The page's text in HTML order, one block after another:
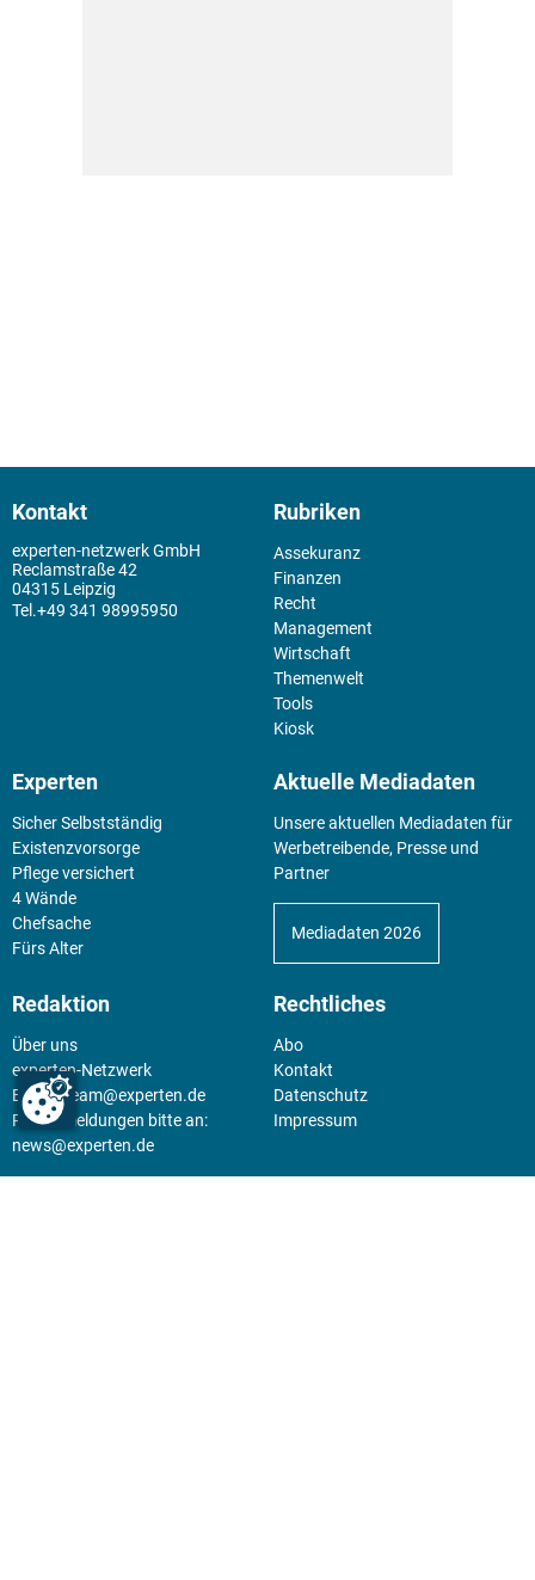
Kontakt
experten-netzwerk GmbH
Reclamstraße 42
04315 Leipzig
+49 341 98995950
Rubriken
Assekuranz
Finanzen
Recht
Management
Wirtschaft
Themenwelt
Tools
Kiosk
Experten
Sicher Selbstständig
Existenz­vorsorge
Pflege versichert
4 Wände
Chefsache
Fürs Alter
Aktuelle Mediadaten
Unsere aktuellen Mediadaten für
Werbetreibende, Presse und
Partner
Mediadaten 2026
Redaktion
Über uns
experten-Netzwerk
E-Mail:team@experten.de
Pressemeldungen bitte an:
news@experten.de
Rechtliches
Abo
Kontakt
Datenschutz
Impressum